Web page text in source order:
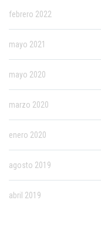
febrero 2022
mayo 2021
mayo 2020
marzo 2020
enero 2020
agosto 2019
abril 2019